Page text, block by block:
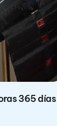
365 días